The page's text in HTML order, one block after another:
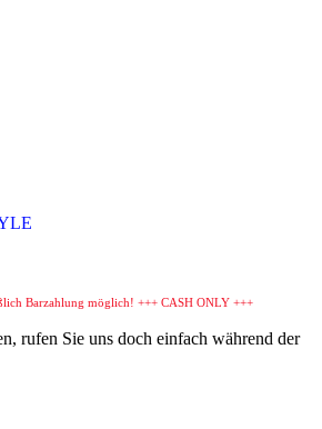
Barzahlung möglich! +++ CASH ONLY +++
rufen Sie uns doch einfach während der